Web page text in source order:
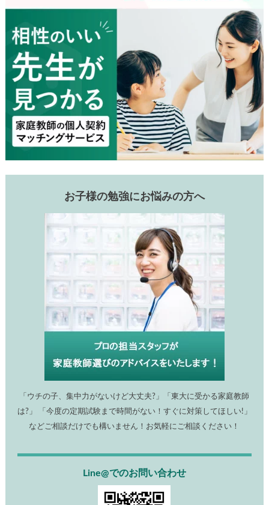
お子様の勉強にお悩みの方へ
「ウチの子、集中力がないけど大丈夫?」「東大に受かる家庭教師
は?」 「今度の定期試験まで時間がない！すぐに対策してほしい!」
などご相談だけでも構いません！お気軽にご相談ください！
Line@でのお問い合わせ